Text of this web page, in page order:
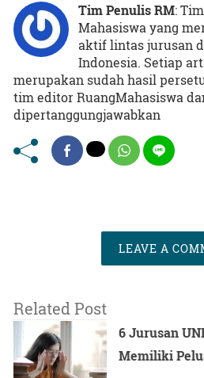
Tim Penulis RM:
Mahasiswa yang
aktif lintas jurusan
Indonesia. Setiap
merupakan sudah hasil
tim editor RuangMahasiswa
dipertanggungjawabkan
LEAVE A
Related Post
6 Jurusan
Memiliki